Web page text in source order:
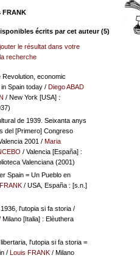
écrits par cet auteur (5)
le résultat dans votre
recherche
Revolution, economic
Spain today/ Diego ABAD
/ New York [USA] :
de 1939. Seixanta anys
del [Primero] Congreso
2001 / Maria
/ Valencia [España] :
Valenciana (2001)
Spain = Un Pueblo en
/ USA, España : [s.n.]
l'utopia si fa storia/
[Italia] : Elèuthera
l'utopia si fa storia =
/ Louis FRANK/ Milano